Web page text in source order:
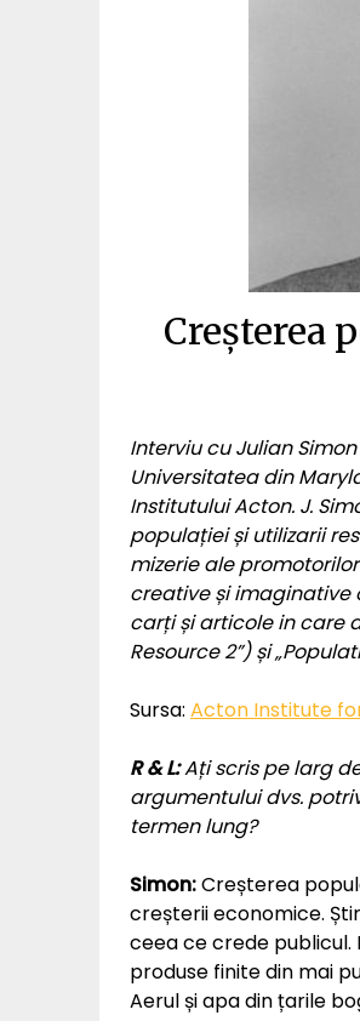
Creșterea
Interviu cu Julian
Universitatea din
Institutului Acton. J.
populației și utilizarii
mizerie ale
creative și imaginative
carți și articole in care
Resource 2”) și
Sursa: Acton Institute
R & L:Ați scris pe larg
argumentului dvs.
termen lung?
Simon:Creșterea
creșterii economice.
ceea ce crede
produse finite din mai
Aerul și apa din țarile